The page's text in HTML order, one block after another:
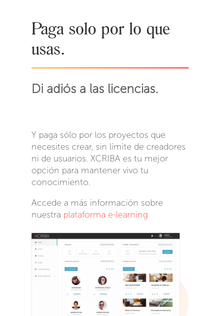
Paga solo por lo que
usas.
Di adiós a las licencias.
Y paga sólo por los proyectos que
necesites crear, sin límite de creadores
ni de usuarios. XCRIBA es tu mejor
opción para mantener vivo tu
conocimiento.
Accede a más información sobre
nuestra plataforma e-learning